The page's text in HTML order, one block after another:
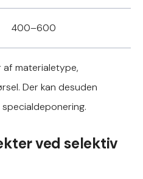
400–600
materialetype,
Der kan desuden
ved selektiv